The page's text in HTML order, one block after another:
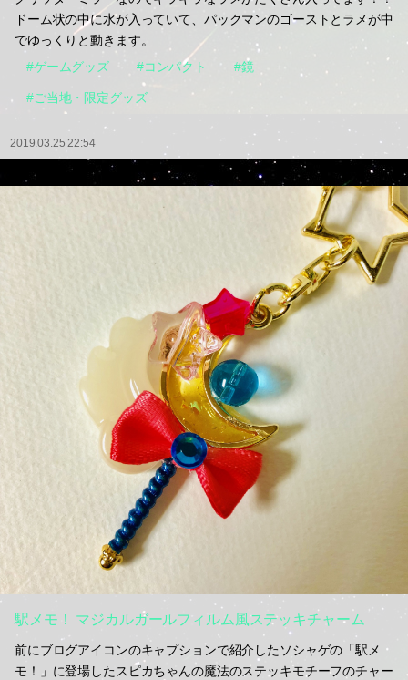
ドーム状の中に水が入っていて、パックマンのゴーストとラメが中
でゆっくりと動きます。
#ゲームグッズ
#コンパクト #鏡
#ご当地・限定グッズ
2019.03.25 22:54
駅メモ！ マジカルガールフィルム風ステッキチャーム
前にブログアイコンのキャプションで紹介したソシャゲの「駅メ
モ！」に登場したスピカちゃんの魔法のステッキモチーフのチャー